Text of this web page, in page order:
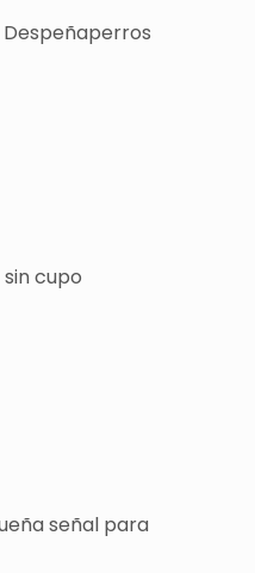
cupo
señal para